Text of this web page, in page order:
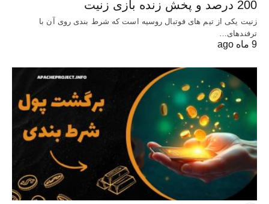
200 درصد و پخش زنده بازی زنیت
زنیت یکی از تیم های فوتبال روسیه است که شرط بندی روی آن با
ترفندهای…
9 ماه ago